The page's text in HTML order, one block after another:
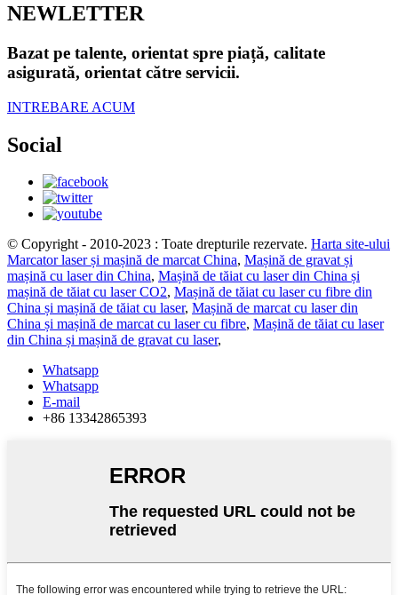
NEWLETTER
Bazat pe talente, orientat spre piață, calitate
asigurată, orientat către servicii.
INTREBARE ACUM
Social
© Copyright - 2010-2023 : Toate drepturile rezervate. Harta site-ului
Marcator laser și mașină de marcat China, Mașină de gravat și
mașină cu laser din China, Mașină de tăiat cu laser din China și
mașină de tăiat cu laser CO2, Mașină de tăiat cu laser cu fibre din
China și mașină de tăiat cu laser, Mașină de marcat cu laser din
China și mașină de marcat cu laser cu fibre, Mașină de tăiat cu laser
din China și mașină de gravat cu laser,
Whatsapp
Whatsapp
E-mail
+86 13342865393